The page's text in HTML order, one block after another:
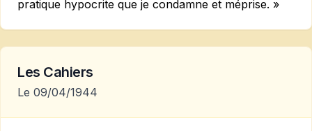
pratique hypocrite que je condamne et méprise. »
Les Cahiers
Le 09/04/1944